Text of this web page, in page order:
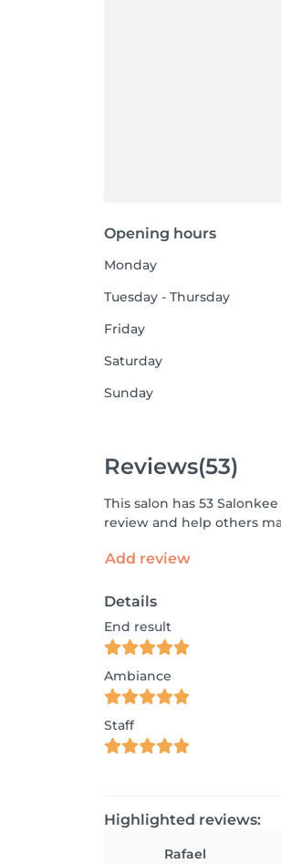
Opening hours
Monday
Tuesday - Thursday
Friday
Saturday
Sunday
Reviews(53)
This salon has 53
review and help others
Add review
Details
End result
Ambiance
Staff
Highlighted reviews:
Rafael